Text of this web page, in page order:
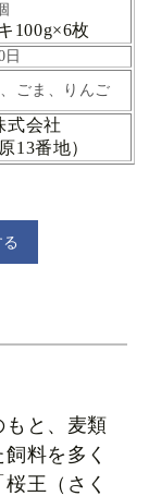
100g×6枚
日
ごま、りんご
式会社
13番地）
もと、麦類
料を多く
王（さく